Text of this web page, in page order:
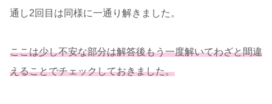
通し2回目は同様に一通り解きました。
ここは少し不安な部分は解答後もう一度解いてわざと間違
えることでチェックしておきました。